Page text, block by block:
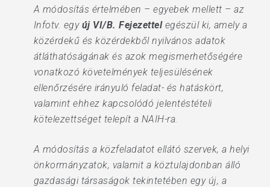
A módosítás értelmében – egyebek mellett – az
Infotv. egy új VI/B. Fejezettelegészül ki, amely a
közérdekű és közérdekből nyilvános adatok
átláthatóságának és azok megismerhetőségére
vonatkozó követelmények teljesülésének
ellenőrzésére irányuló feladat- és hatáskört,
valamint ehhez kapcsolódó jelentéstételi
kötelezettséget telepít a NAIH-ra.
A módosítás a közfeladatot ellátó szervek, a helyi
önkormányzatok, valamit a köztulajdonban álló
gazdasági társaságok tekintetében egy új, a